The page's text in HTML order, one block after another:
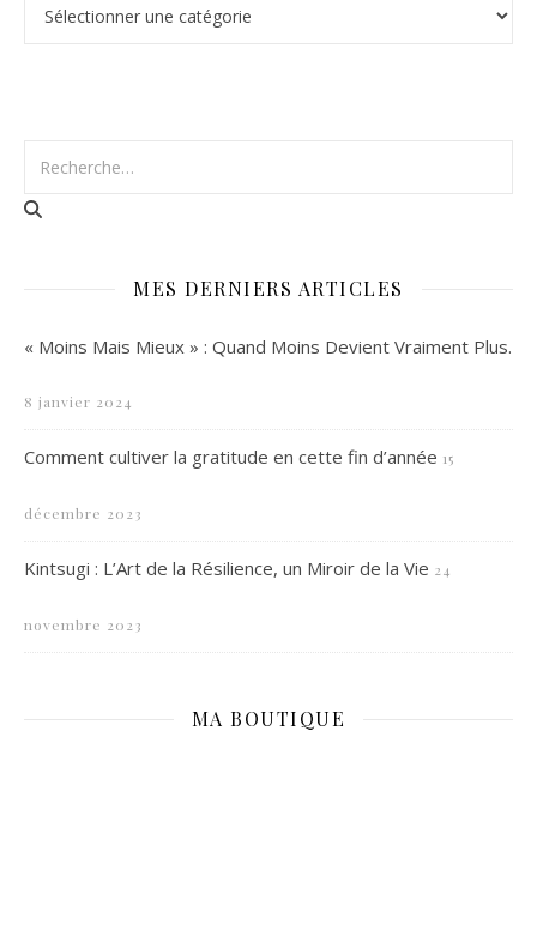
MES DERNIERS ARTICLES
« Moins Mais Mieux » : Quand Moins Devient Vraiment Plus.
8 janvier 2024
Comment cultiver la gratitude en cette fin d’année 15
décembre 2023
Kintsugi : L’Art de la Résilience, un Miroir de la Vie 24
novembre 2023
MA BOUTIQUE